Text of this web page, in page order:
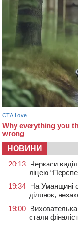
НОВИНИ
20:13 Черкаси
ліцею
19:34 На Уманщині
ділянок,
19:00 Вихователька
стали